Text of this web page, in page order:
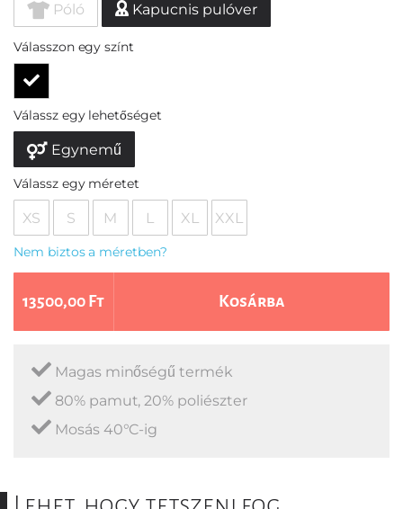
Póló Kapucnis pulóver
Válasszon egy színt
Válassz egy lehetőséget
Egynemű
Válassz egy méretet
XS S M L XL XXL
Nem biztos a méretben?
13500,00 Ft Kosárba
Magas minőségű termék
80% pamut, 20% poliészter
Mosás 40°C-ig